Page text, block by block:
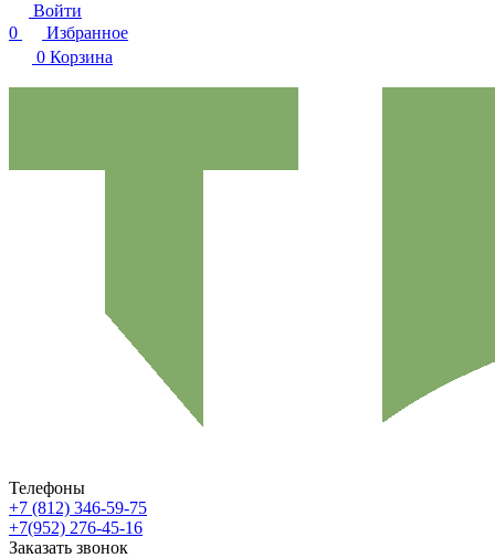
Войти
0
Избранное
0 Корзина
Телефоны
+7 (812) 346-59-75
+7(952) 276-45-16
Заказать звонок